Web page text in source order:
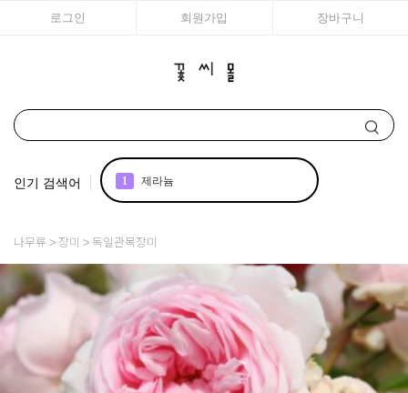
로그인 회원가입 장바구니
인기 검색어 1 제라늄
4 꽃씨
5 리갈
나무류 장미 독일관목장미